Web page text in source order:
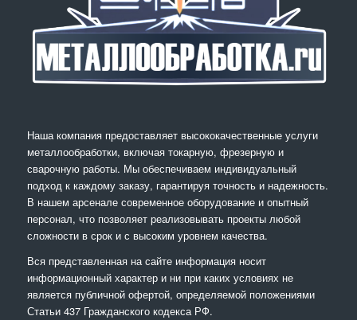
Наша компания предоставляет высококачественные услуги
металлообработки, включая токарную, фрезерную и
сварочную работы. Мы обеспечиваем индивидуальный
подход к каждому заказу, гарантируя точность и надежность.
В нашем арсенале современное оборудование и опытный
персонал, что позволяет реализовывать проекты любой
сложности в срок и с высоким уровнем качества.
Вся представленная на сайте информация носит
информационный характер и ни при каких условиях не
является публичной офертой, определяемой положениями
Статьи 437 Гражданского кодекса РФ.